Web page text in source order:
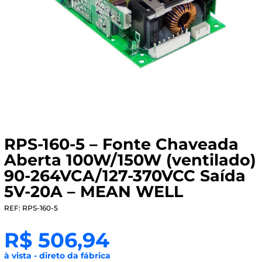
RPS-160-5 – Fonte Chaveada
Aberta 100W/150W (ventilado)
90-264VCA/127-370VCC Saída
5V-20A – MEAN WELL
REF: RPS-160-5
R$506,94
à vista - direto da fábrica